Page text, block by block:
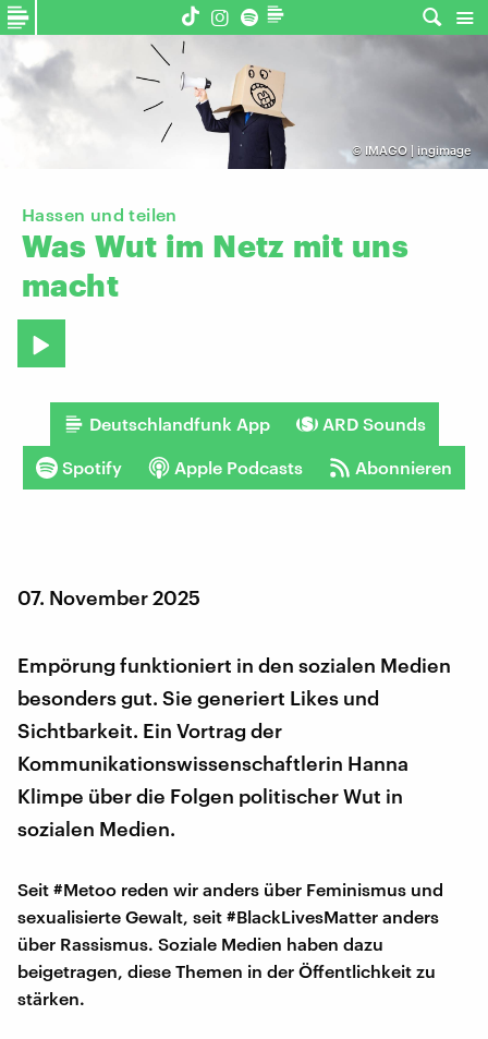
© IMAGO | ingimage
Hassen und teilen
Was Wut im Netz mit uns
macht
Deutschlandfunk App ARD Sounds
Spotify Apple Podcasts Abonnieren
07. November 2025
Empörung funktioniert in den sozialen Medien
besonders gut. Sie generiert Likes und
Sichtbarkeit. Ein Vortrag der
Kommunikationswissenschaftlerin Hanna
Klimpe über die Folgen politischer Wut in
sozialen Medien.
Seit #Metoo reden wir anders über Feminismus und
sexualisierte Gewalt, seit #BlackLivesMatter anders
über Rassismus. Soziale Medien haben dazu
beigetragen, diese Themen in der Öffentlichkeit zu
stärken.